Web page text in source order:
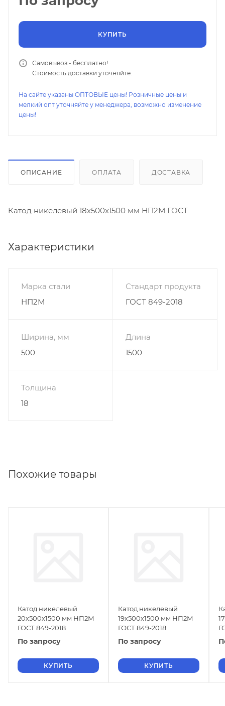
КУПИТЬ
Самовывоз - бесплатно!
Стоимость доставки уточняйте.
На сайте указаны ОПТОВЫЕ цены! Розничные цены и
мелкий опт уточняйте у менеджера, возможно изменение
цены!
ОПИСАНИЕ ОПЛАТА ДОСТАВКА
Катод никелевый 18х500х1500 мм НП2М ГОСТ
Характеристики
Марка стали
НП2М
Стандарт продукта
ГОСТ 849-2018
Ширина, мм
500
Длина
1500
Толщина
18
Похожие товары
Катод никелевый
20х500х1500 мм НП2М
ГОСТ 849-2018
По запросу
КУПИТЬ
Катод никелевый
19х500х1500 мм НП2М
ГОСТ 849-2018
По запросу
КУПИТЬ